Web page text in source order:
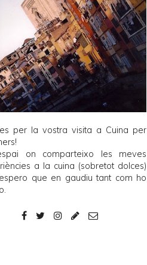
per la vostra visita a Cuina per
!
on comparteixo les meves
a la cuina (sobretot dolces)
que en gaudiu tant com ho